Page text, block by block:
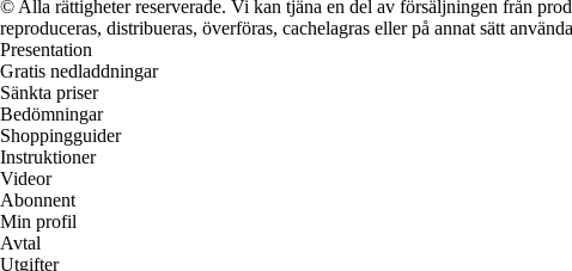
© Alla rättigheter reserverade. Vi kan tjäna en del av försäljningen från
reproduceras, distribueras, överföras, cachelagras eller på annat sätt
Presentation
Gratis nedladdningar
Sänkta priser
Bedömningar
Shoppingguider
Instruktioner
Videor
Abonnent
Min profil
Avtal
Utgifter